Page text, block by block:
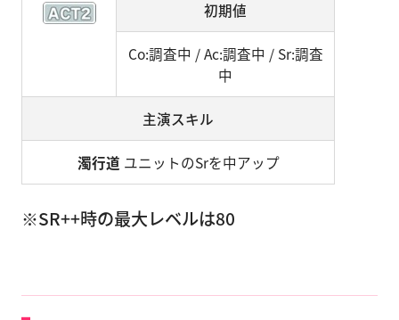
初期値
Co:調査中 / Ac:調査中 / Sr:調査
中
主演スキル
濁行道 ユニットのSrを中アップ
※SR++時の最大レベルは80